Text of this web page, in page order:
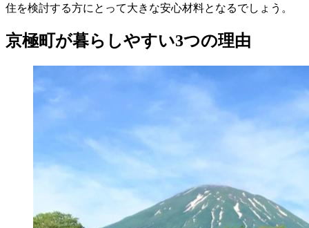
住を検討する方にとって大きな安心材料となるでしょう。
京極町が暮らしやすい3つの理由